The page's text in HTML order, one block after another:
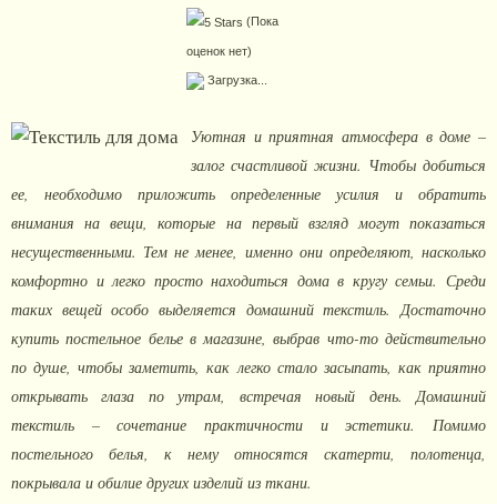
(Пока
оценок нет)
Загрузка...
Уютная и приятная атмосфера в доме –
залог счастливой жизни. Чтобы добиться
ее, необходимо приложить определенные усилия и обратить
внимания на вещи, которые на первый взгляд могут показаться
несущественными. Тем не менее, именно они определяют, насколько
комфортно и легко просто находиться дома в кругу семьи. Среди
таких вещей особо выделяется домашний текстиль. Достаточно
купить постельное белье в магазине, выбрав что-то действительно
по душе, чтобы заметить, как легко стало засыпать, как приятно
открывать глаза по утрам, встречая новый день. Домашний
текстиль – сочетание практичности и эстетики. Помимо
постельного белья, к нему относятся скатерти, полотенца,
покрывала и обилие других изделий из ткани.